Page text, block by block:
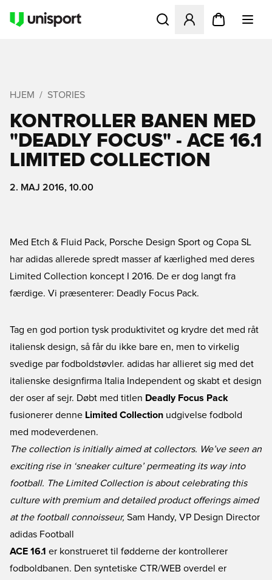
Åbner en Modal til at
HJEM STORIES
KONTROLLER BANEN MED
"DEADLY FOCUS" - ACE 16.1
LIMITED COLLECTION
2. MAJ 2016, 10.00
Med Etch & Fluid Pack, Porsche Design Sport og Copa SL
har adidas allerede spredt masser af kærlighed med deres
Limited Collection koncept I 2016. De er dog langt fra
færdige. Vi præsenterer: Deadly Focus Pack.
Tag en god portion tysk produktivitet og krydre det med råt
italiensk design, så får du ikke bare en, men to virkelig
svedige par fodboldstøvler. adidas har allieret sig med det
italienske designfirma Italia Independent og skabt et design
der oser af sejr. Døbt med titlen Deadly Focus Pack
fusionerer denne Limited Collection udgivelse fodbold
med modeverdenen.
The collection is initially aimed at collectors. We’ve seen an
exciting rise in ‘sneaker culture’ permeating its way into
football. The Limited Collection is about celebrating this
culture with premium and detailed product offerings aimed
at the football connoisseur, Sam Handy, VP Design Director
adidas Football
ACE 16.1 er konstrueret til fødderne der kontrollerer
fodboldbanen. Den syntetiske CTR/WEB overdel er